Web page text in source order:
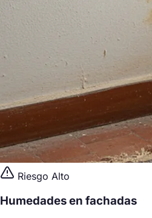
Riesgo Alto
Humedades en fachadas